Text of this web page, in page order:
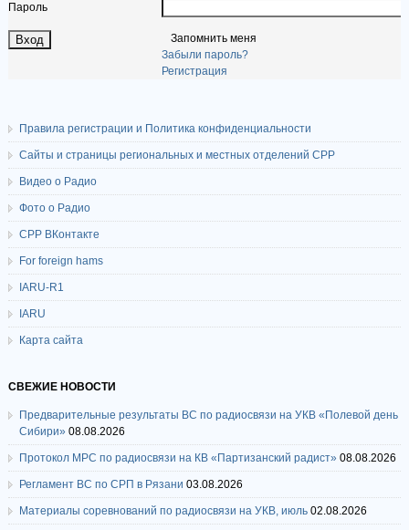
Пароль
Запомнить меня
Забыли пароль?
Регистрация
Правила регистрации и Политика конфиденциальности
Сайты и страницы региональных и местных отделений СРР
Видео о Радио
Фото о Радио
СРР ВКонтакте
For foreign hams
IARU-R1
IARU
Карта сайта
СВЕЖИЕ НОВОСТИ
Предварительные результаты ВС по радиосвязи на УКВ «Полевой день
Сибири» 08.08.2026
Протокол МРС по радиосвязи на КВ «Партизанский радист» 08.08.2026
Регламент ВС по СРП в Рязани 03.08.2026
Материалы соревнований по радиосвязи на УКВ, июль 02.08.2026